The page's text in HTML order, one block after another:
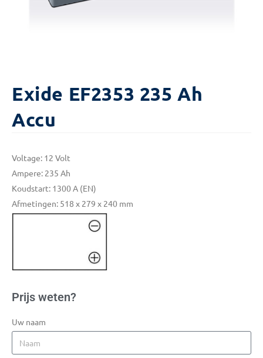
Exide EF2353 235 Ah
Accu
Voltage: 12 Volt
Ampere: 235 Ah
Koudstart: 1300 A (EN)
Afmetingen: 518 x 279 x 240 mm
Prijs weten?
Uw naam